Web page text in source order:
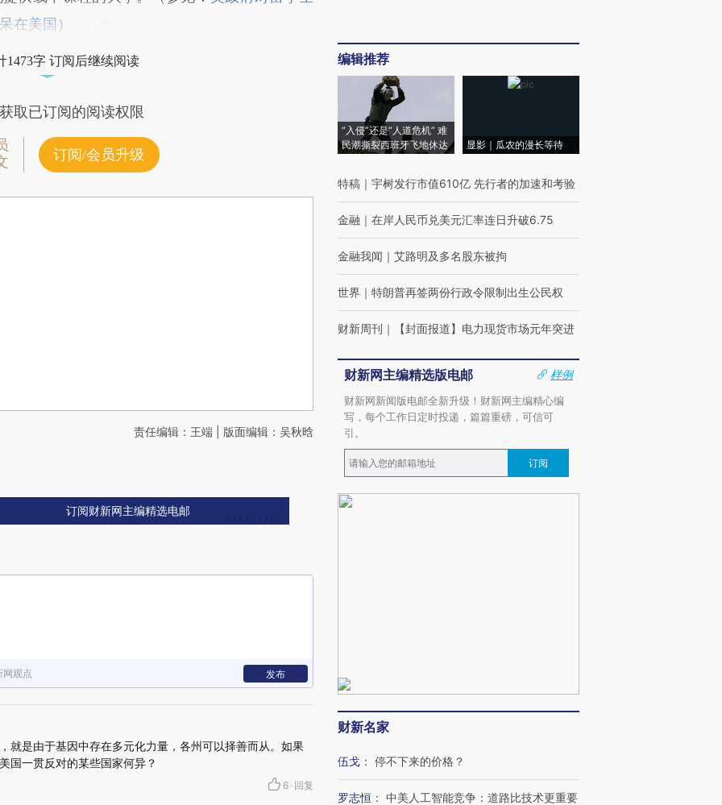
在美国 ）
1473字 订阅后继续阅读
取已订阅的阅读权限
订阅/会员升级
责任编辑：王端 | 版面编辑：吴秋晗
订阅财新网主编精选电邮
网观点 发布
就是由于基因中存在多元化力量，各州可以择善而从。如果
国一贯反对的某些国家何异？
6 · 回复
编辑推荐
“入侵”还是“人道危机” 难
民潮撕裂西班牙飞地休达
显影｜瓜农的漫长等待
特稿 ｜ 宇树发行市值610亿 先行者的加速和考验
金融 ｜ 在岸人民币兑美元汇率连日升破6.75
金融我闻 ｜ 艾路明及多名股东被拘
世界 ｜ 特朗普再签两份行政令限制出生公民权
财新周刊 ｜ 【封面报道】电力现货市场元年突进
财新网主编精选版电邮
样例
财新网新闻版电邮全新升级！财新网主编精心编
写，每个工作日定时投递，篇篇重磅，可信可
引。
订阅
财新名家
伍戈 ： 停不下来的价格？
罗志恒 ： 中美人工智能竞争：道路比技术更重要